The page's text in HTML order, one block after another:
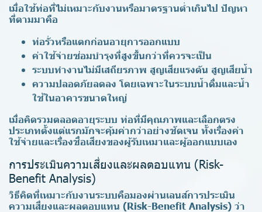
เมื่อใช้ท่อที่ไม่เหมาะกับงานหรือมาตรฐานต่ำเกินไป ปัญหา
ที่ตามมาคือ
ท่อรั่วหรือแตกก่อนอายุการออกแบบ
ค่าใช้จ่ายซ่อมบำรุงที่สูงขึ้นกว่าที่ควรจะเป็น
ระบบทำงานไม่มีเสถียรภาพ สูญเสียแรงดัน สูญเสียน้ำ
ความปลอดภัยลดลง โดยเฉพาะในระบบน้ำดื่มและน้ำ
ใช้ในอาคารขนาดใหญ่
เมื่อคิดรวมตลอดอายุระบบ ท่อที่มีคุณภาพและเลือกตรง
ประเภทตั้งแต่แรกมักจะคุ้มค่ากว่าอย่างชัดเจน ทั้งเรื่องค่า
ใช้จ่ายและเรื่องชื่อเสียงของผู้รับเหมาและผู้ออกแบบเอง
การประเมินความเสี่ยงและผลตอบแทน (Risk-
Benefit Analysis)
วิธีคิดที่เหมาะกับงานระบบคือมองผ่านเลนส์การประเมิน
ความเสี่ยงและผลตอบแทน (Risk-Benefit Analysis) ว่า